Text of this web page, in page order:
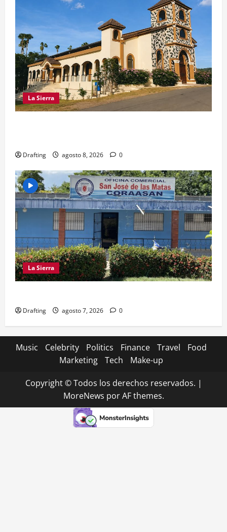
La Sierra
Drafting agosto 8, 2026 0
La Sierra
Drafting agosto 7, 2026 0
Music Celebrity Politics Finance Travel
Food
Marketing
Tech Make-up
Copyright © Todos los derechos reservados. |
MoreNews por AF themes.